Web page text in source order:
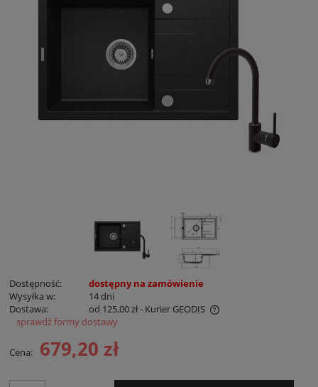
Dostępność:
dostępny na zamówienie
Wysyłka w:
14 dni
Dostawa:
od 125,00 zł- Kurier GEODIS
Cena nie zawiera ewentualnych kosztów płatności
sprawdź formy dostawy
Cena: 679,20 zł